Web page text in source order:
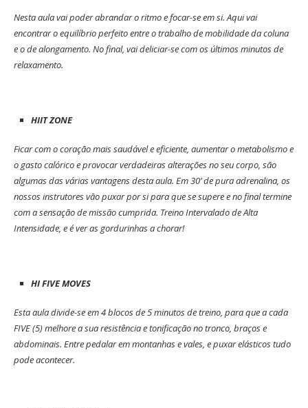
Nesta aula vai poder abrandar o ritmo e focar-se em si. Aqui vai
encontrar o equilíbrio perfeito entre o trabalho de mobilidade da coluna
e o de alongamento. No final, vai deliciar-se com os últimos minutos de
relaxamento.
HIIT ZONE
Ficar com o coração mais saudável e eficiente, aumentar o metabolismo e
o gasto calórico e provocar verdadeiras alterações no seu corpo, são
algumas das várias vantagens desta aula. Em 30’ de pura adrenalina, os
nossos instrutores vão puxar por si para que se supere e no final termine
com a sensação de missão cumprida. Treino Intervalado de Alta
Intensidade, e é ver as gordurinhas a chorar!
HI FIVE MOVES
Esta aula divide-se em 4 blocos de 5 minutos de treino, para que a cada
FIVE (5) melhore a sua resistência e tonificação no tronco, braços e
abdominais. Entre pedalar em montanhas e vales, e puxar elásticos tudo
pode acontecer.